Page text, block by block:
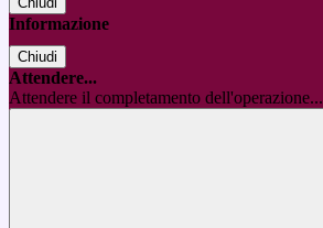
Informazione
Chiudi
Attendere...
Attendere il completamento dell'operazione...